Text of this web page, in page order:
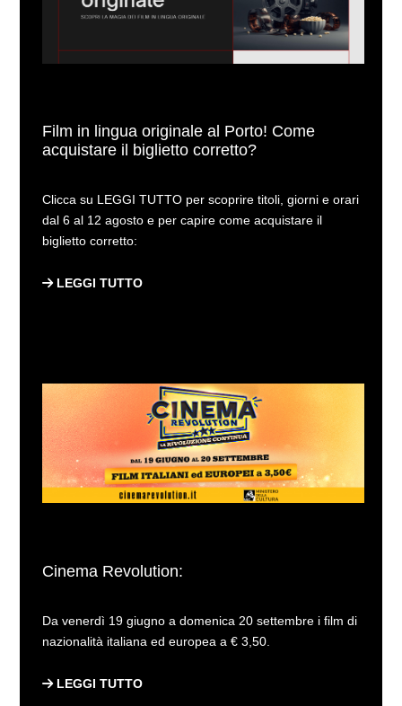
Film in lingua originale al Porto! Come
acquistare il biglietto corretto?
Clicca su LEGGI TUTTO per scoprire titoli, giorni e orari
dal 6 al 12 agosto e per capire come acquistare il
biglietto corretto:
LEGGI TUTTO
Cinema Revolution:
Da venerdì 19 giugno a domenica 20 settembre i film di
nazionalità italiana ed europea a € 3,50.
LEGGI TUTTO